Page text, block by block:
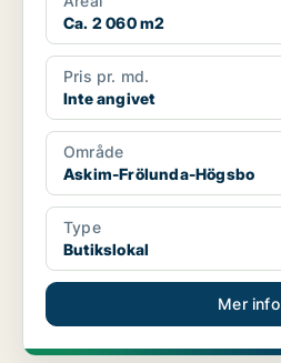
Ca. 2 060 m2
Pris pr. md.
Inte angivet
Område
Askim-Frölunda-Högsbo
Type
Butikslokal
Mer info